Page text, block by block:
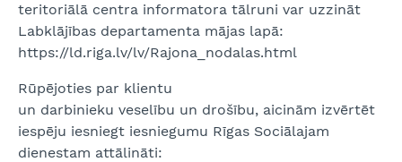
teritoriālā centra informatora tālruni var uzzināt
Labklājības departamenta mājas lapā:
https://ld.riga.lv/lv/Rajona_nodalas.html
Rūpējoties par klientu
un darbinieku veselību un drošību, aicinām izvērtēt
iespēju iesniegt iesniegumu Rīgas Sociālajam
dienestam attālināti: